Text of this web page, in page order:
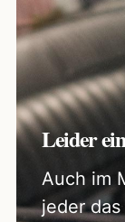
Leider
Auch im
jeder